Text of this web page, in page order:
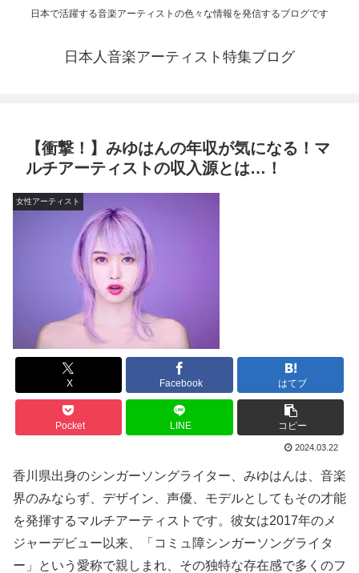
日本で活躍する音楽アーティストの色々な情報を発信するブログです
日本人音楽アーティスト特集ブログ
【衝撃！】みゆはんの年収が気になる！マ
ルチアーティストの収入源とは…！
女性アーティスト
X Facebook はてブ
Pocket LINE コピー
2024.03.22
香川県出身のシンガーソングライター、みゆはんは、音楽
界のみならず、デザイン、声優、モデルとしてもその才能
を発揮するマルチアーティストです。彼女は2017年のメ
ジャーデビュー以来、「コミュ障シンガーソングライタ
ー」という愛称で親しまれ、その独特な存在感で多くのフ